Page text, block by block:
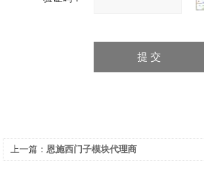
上一篇： 恩施西门子模块代理商